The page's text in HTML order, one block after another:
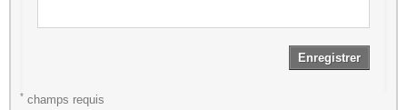
Enregistrer
* champs requis